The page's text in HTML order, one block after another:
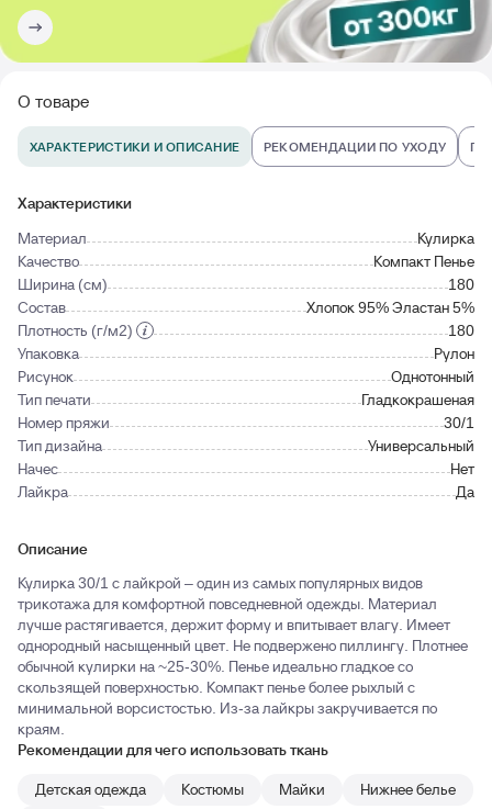
О товаре
ХАРАКТЕРИСТИКИ И ОПИСАНИЕ РЕКОМЕНДАЦИИ ПО УХОДУ
Характеристики
Материал
Кулирка
Качество
Компакт Пенье
Ширина (см)
180
Состав
Хлопок 95% Эластан 5%
Плотность (г/м2)
180
Упаковка
Рулон
Рисунок
Однотонный
Тип печати
Гладкокрашеная
Номер пряжи
30/1
Тип дизайна
Универсальный
Начес
Нет
Лайкра
Да
Описание
Кулирка 30/1 с лайкрой – один из самых популярных видов
трикотажа для комфортной повседневной одежды. Материал
лучше растягивается, держит форму и впитывает влагу. Имеет
однородный насыщенный цвет. Не подвержено пиллингу. Плотнее
обычной кулирки на ~25-30%. Пенье идеально гладкое со
скользящей поверхностью. Компакт пенье более рыхлый с
минимальной ворсистостью. Из-за лайкры закручивается по
краям.
Рекомендации для чего использовать ткань
Детская одежда
Костюмы Майки
Нижнее белье